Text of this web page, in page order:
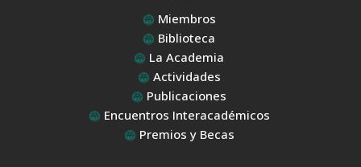
Miembros
Biblioteca
La Academia
Actividades
Publicaciones
Encuentros Interacadémicos
Premios y Becas